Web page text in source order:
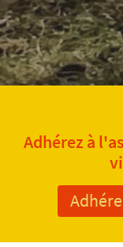
Adhérez à